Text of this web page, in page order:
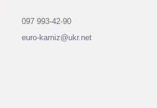
097 993-42-90
euro-karniz@ukr.net